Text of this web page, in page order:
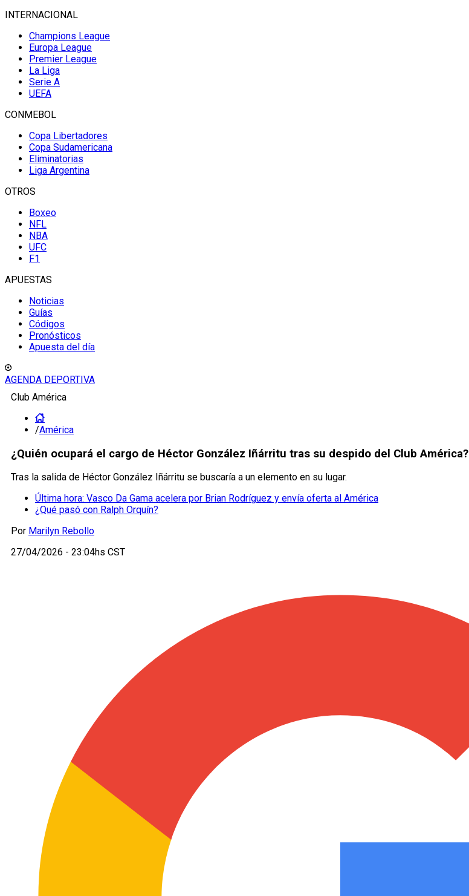
INTERNACIONAL
Champions League
Europa League
Premier League
La Liga
Serie A
UEFA
CONMEBOL
Copa Libertadores
Copa Sudamericana
Eliminatorias
Liga Argentina
OTROS
Boxeo
NFL
NBA
UFC
F1
APUESTAS
Noticias
Guías
Códigos
Pronósticos
Apuesta del día
AGENDA DEPORTIVA
Club América
/América
¿Quién ocupará el cargo de Héctor González Iñárritu tras su despido del Club América?
Tras la salida de Héctor González Iñárritu se buscaría a un elemento en su lugar.
Última hora: Vasco Da Gama acelera por Brian Rodríguez y envía oferta al América
¿Qué pasó con Ralph Orquín?
Por Marilyn Rebollo
27/04/2026 - 23:04hs CST